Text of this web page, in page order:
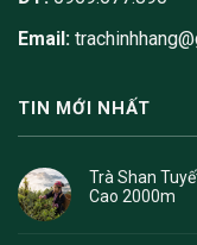
Email:
TIN MỚI NHẤT
Trà Shan
Cao 2000m